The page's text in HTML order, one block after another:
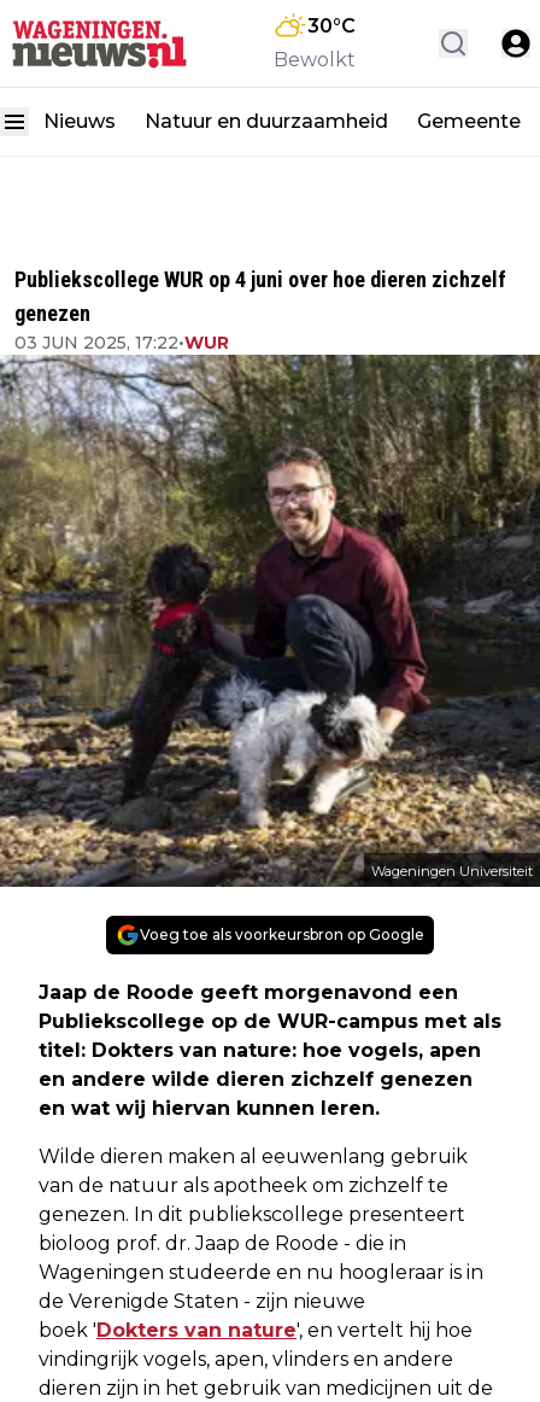
30°C
Bewolkt
Nieuws Natuur en duurzaamheid Gemeente
Publiekscollege WUR op 4 juni over hoe dieren zichzelf
genezen
03 JUN 2025, 17:22•WUR
Wageningen Universiteit
Voeg toe als voorkeursbron op Google
Jaap de Roode geeft morgenavond een
Publiekscollege op de WUR-campus met als
titel: Dokters van nature: hoe vogels, apen
en andere wilde dieren zichzelf genezen
en wat wij hiervan kunnen leren.
Wilde dieren maken al eeuwenlang gebruik
van de natuur als apotheek om zichzelf te
genezen. In dit publiekscollege presenteert
bioloog prof. dr. Jaap de Roode - die in
Wageningen studeerde en nu hoogleraar is in
de Verenigde Staten - zijn nieuwe
boek 'Dokters van nature', en vertelt hij hoe
vindingrijk vogels, apen, vlinders en andere
dieren zijn in het gebruik van medicijnen uit de